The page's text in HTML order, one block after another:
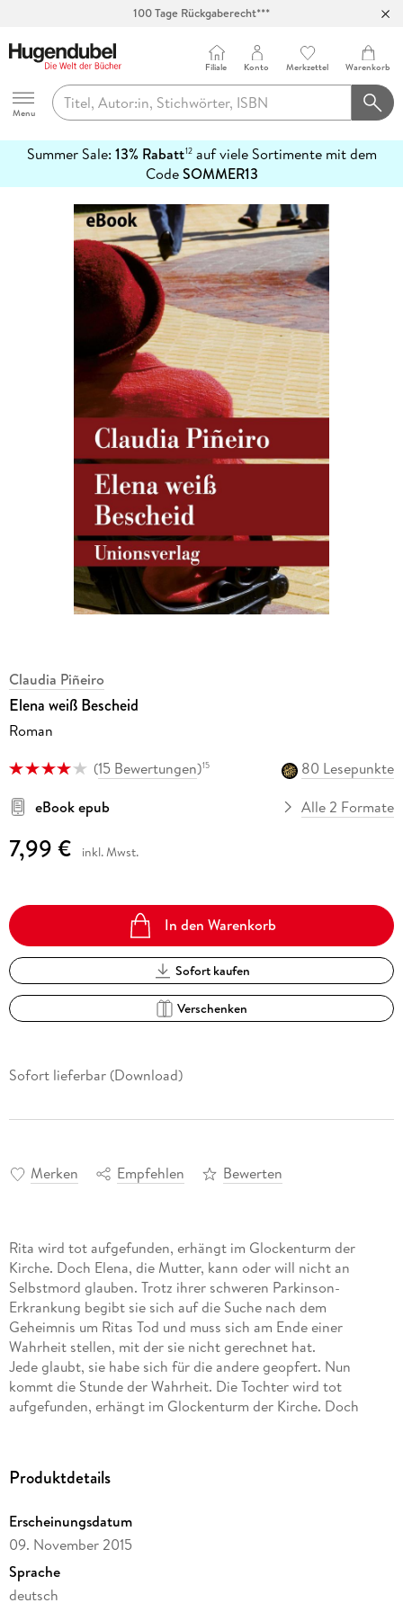
100 Tage Rückgaberecht***
Hugendubel
Menu
Filiale Konto Merkzettel Warenkorb
Summer Sale: 13% Rabatt12auf viele Sortimente mit dem
CodeSOMMER13
erfahren
Claudia Piñeiro
Elena weiß Bescheid
Roman
(15 Bewertungen)15
80 Lesepunkte
eBook epub
Alle 2 Formate
7,99 € inkl. Mwst.
In den Warenkorb
Sofort kaufen
Verschenken
Sofort lieferbar (Download)
Merken Empfehlen Bewerten
Rita wird tot aufgefunden, erhängt im Glockenturm der
Kirche. Doch Elena, die Mutter, kann oder will nicht an
Selbstmord glauben. Trotz ihrer schweren Parkinson-
Erkrankung begibt sie sich auf die Suche nach dem
Geheimnis um Ritas Tod und muss sich am Ende einer
Wahrheit stellen, mit der sie nicht gerechnet hat.
Jede glaubt, sie habe sich für die andere geopfert. Nun
kommt die Stunde der Wahrheit. Die Tochter wird tot
aufgefunden, erhängt im Glockenturm der Kirche. Doch
Für die alte Dame gibt es nur eine Möglichkeit, hinter das
sprechen, der sie und ihre Tochter vor zwanzig Jahren
geholfen haben. Dafür muss Elena ins Stadtzentrum fahren -
ein schwieriges und riskantes Unterfangen für jemanden, der
an Parkinson in fortgeschrittenem Stadium leidet. Wenn die
Wirkung ihres Medikaments endet, wird sie wieder in
Produktdetails
Erscheinungsdatum
09. November 2015
Sprache
deutsch